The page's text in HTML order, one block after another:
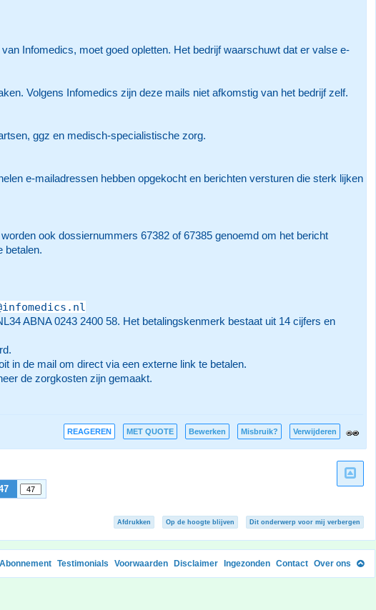
Infomedics, moet goed opletten. Het bedrijf waarschuwt dat er valse e-
Volgens Infomedics zijn deze mails niet afkomstig van het bedrijf zelf.
ggz en medisch-specialistische zorg.
e-mailadressen hebben opgekocht en berichten versturen die sterk lijken
ook dossiernummers 67382 of 67385 genoemd om het bericht
betalen.
ABNA 0243 2400 58. Het betalingskenmerk bestaat uit 14 cijfers en
in de mail om direct via een externe link te betalen.
de zorgkosten zijn gemaakt.
REAGEREN MET QUOTE Bewerken Misbruik? Verwijderen
Afdrukken Op de hoogte blijven Dit onderwerp voor mij verbergen
Abonnement Testimonials Voorwaarden Disclaimer Ingezonden Contact Over ons